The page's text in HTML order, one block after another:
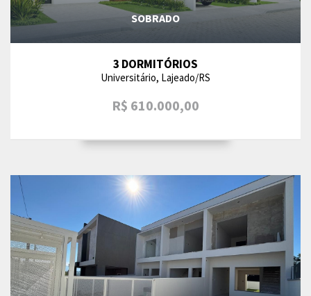
SOBRADO
3 DORMITÓRIOS
Universitário, Lajeado/RS
R$ 610.000,00